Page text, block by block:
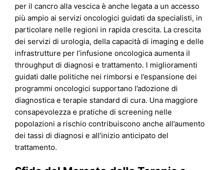
per il cancro alla vescica è anche legata a un accesso
più ampio ai servizi oncologici guidati da specialisti, in
particolare nelle regioni in rapida crescita. La crescita
dei servizi di urologia, della capacità di imaging e delle
infrastrutture per l’infusione oncologica aumenta il
throughput di diagnosi e trattamento. I miglioramenti
guidati dalle politiche nei rimborsi e l’espansione dei
programmi oncologici supportano l’adozione di
diagnostica e terapie standard di cura. Una maggiore
consapevolezza e pratiche di screening nelle
popolazioni a rischio contribuiscono anche all’aumento
dei tassi di diagnosi e all’inizio anticipato del
trattamento.